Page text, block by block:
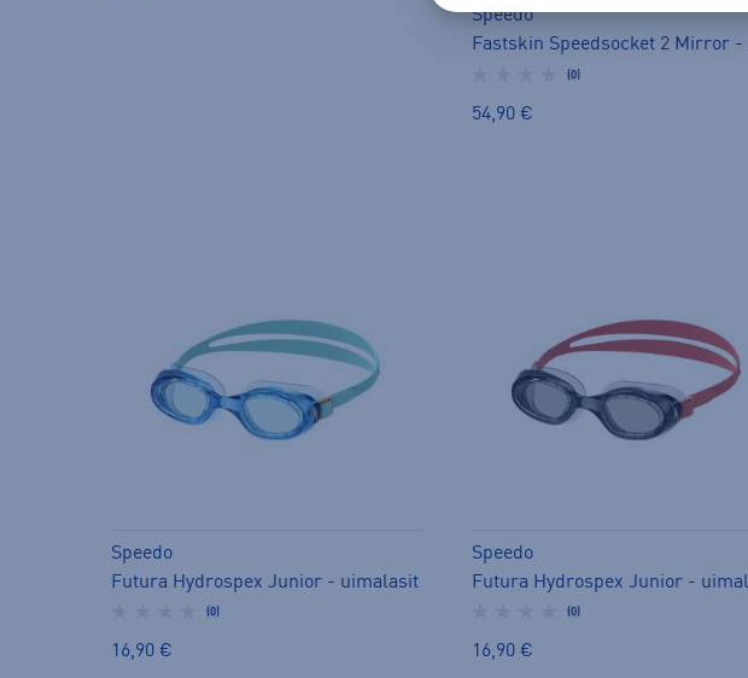
Speedo
(0)
54,90 €
Speedo
Futura Hydrospex Junior - uimalasit
(0)
16,90 €
Speedo
Futura Hydrospex Junior -
(0)
16,90 €